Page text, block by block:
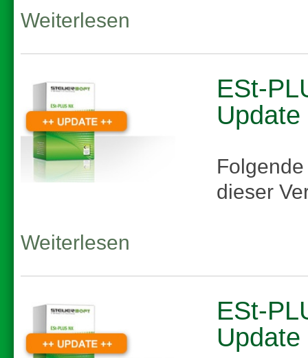
Weiterlesen
ESt-
dieser
Weiterlesen
ESt-